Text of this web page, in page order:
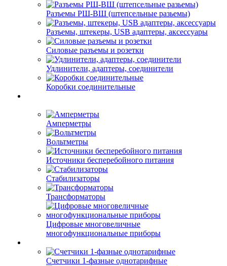
Разъемы РШ-ВШ (штепсельные разьемы)
Разъемы, штекеры, USB адаптеры, аксессуары
Силовые разъемы и розетки
Удлинители, адаптеры, соединители
Коробки соединительные
Амперметры
Вольтметры
Источники бесперебойного питания
Стабилизаторы
Трансформаторы
Цифровые многовеличные
многофункциональные приборы
Счетчики 1-фазные однотарифные